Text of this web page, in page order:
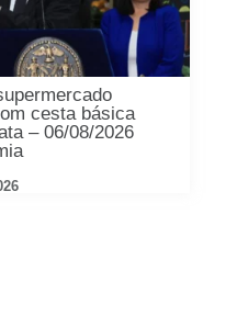
cesta básica
– 06/08/2026